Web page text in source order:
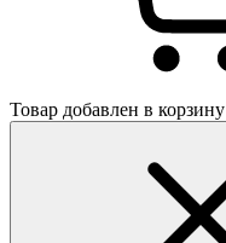
Товар добавлен в корзину